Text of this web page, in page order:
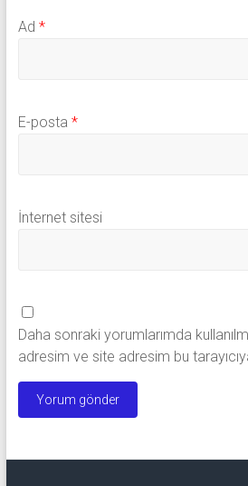
Ad *
E-posta *
İnternet sitesi
Daha sonraki yorumlarımda
adresim ve site adresim bu